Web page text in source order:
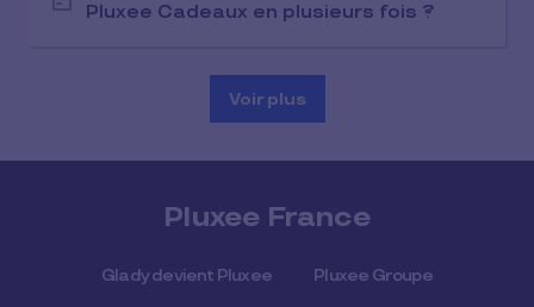
Pluxee Cadeaux en plusieurs fois ?
Voir plus
Pluxee France
Glady devient Pluxee Pluxee Groupe